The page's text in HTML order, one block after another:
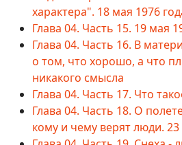
характера". 18 мая 1976
Глава 04. Часть 15. 19 мая
Глава 04. Часть 16. В
о том, что хорошо, а что
никакого смысла
Глава 04. Часть 17. Что
Глава 04. Часть 18. О
кому и чему верят люди. 23